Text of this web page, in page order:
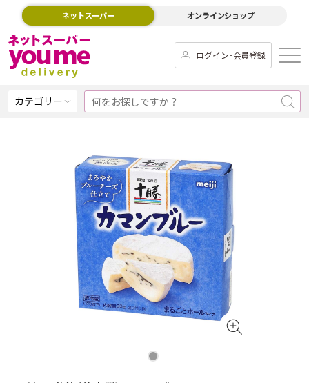
ネットスーパー オンラインショップ
ログイン･会員登録
カテゴリー